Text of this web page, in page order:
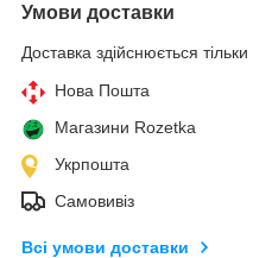
Умови доставки
Доставка здійснюється
Нова Пошта
Магазини Rozetka
Укрпошта
Самовивіз
Всі умови доставки